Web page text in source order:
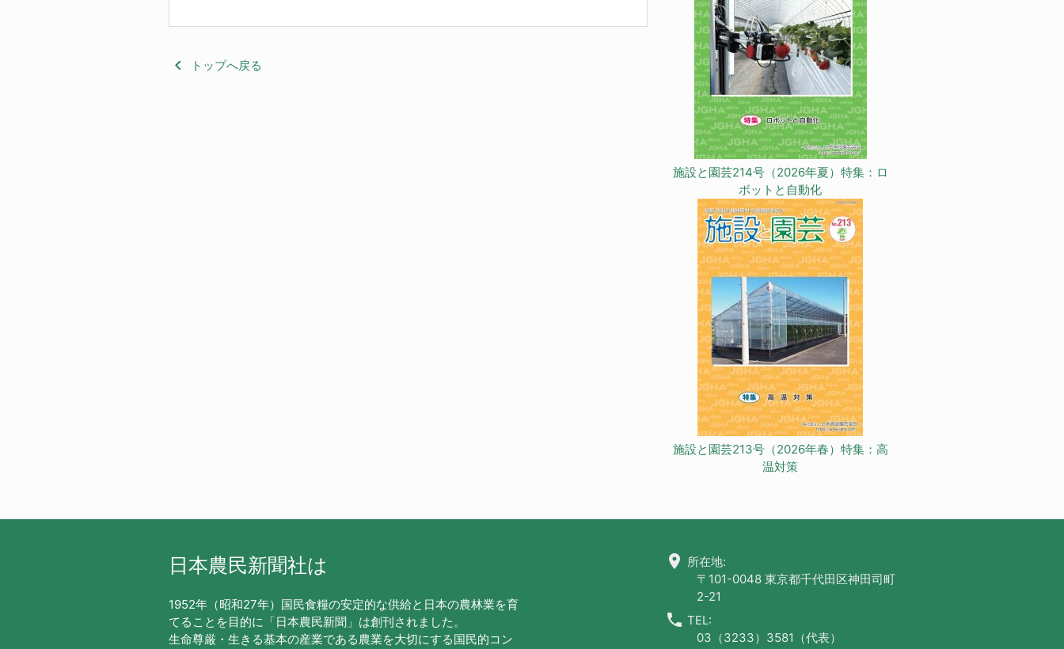
keyboard_arrow_left トップへ戻る
施設と園芸214号（2026年夏）特集：ロ
ボットと自動化
施設と園芸213号（2026年春）特集：高
温対策
日本農民新聞社は
1952年（昭和27年）国民食糧の安定的な供給と日本の農林業を育
てることを目的に「日本農民新聞」は創刊されました。
生命尊厳・生きる基本の産業である農業を大切にする国民的コン
location_on 所在地:
〒101-0048 東京都千代田区神田司町
2-21
call TEL:
03（3233）3581（代表）